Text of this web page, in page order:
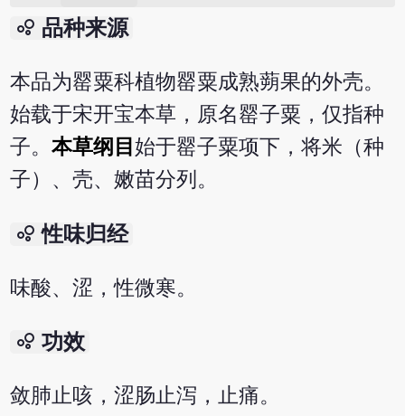
bubble_chart 品种来源
本品为罂粟科植物罂粟成熟蒴果的外壳。
始载于宋开宝本草，原名罂子粟，仅指种
子。本草纲目始于罂子粟项下，将米（种
子）、壳、嫩苗分列。
bubble_chart 性味归经
味酸、涩，性微寒。
bubble_chart 功效
敛肺止咳，涩肠止泻，止痛。